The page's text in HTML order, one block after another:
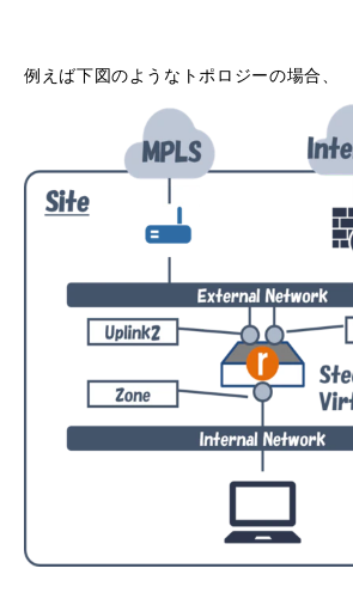
例えば下図のようなトポロジーの場合、